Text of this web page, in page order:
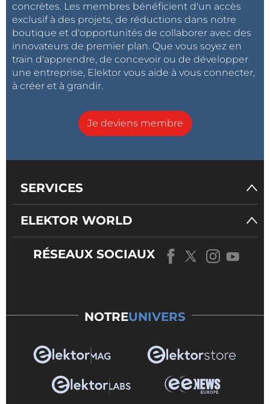
concrètes. Les membres bénéficient d'un accès
exclusif à des projets, de réductions dans notre
boutique et d'opportunités de collaborer avec des
innovateurs de premier plan. Que vous soyez en
train d'apprendre, de concevoir ou de développer
une entreprise, Elektor vous aide à vous connecter,
à créer et à grandir.
Je deviens membre
SERVICES
ELEKTOR WORLD
RÉSEAUX SOCIAUX
NOTREUNIVERS